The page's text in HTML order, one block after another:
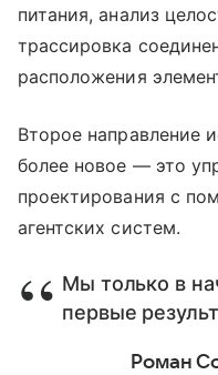
питания, анализ
трассировка
расположения
Второе направление
более новое — это
проектирования с
агентских систем.
Мы только в
первые
Роман